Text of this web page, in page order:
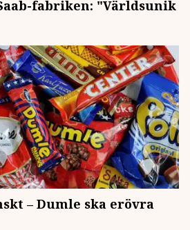
fabriken: "Världsunik
– Dumle ska erövra